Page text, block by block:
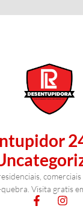
Visita gratis